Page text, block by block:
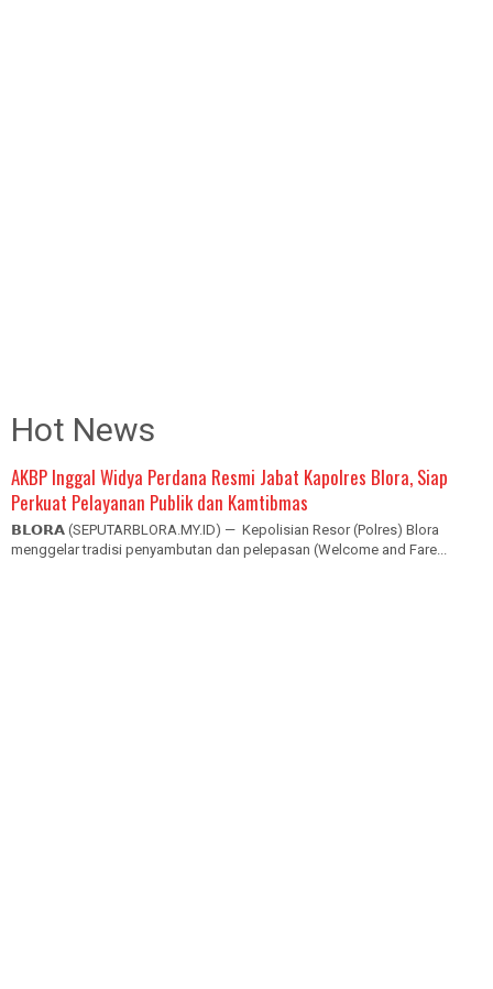
Hot News
AKBP Inggal Widya Perdana Resmi Jabat Kapolres Blora, Siap
Perkuat Pelayanan Publik dan Kamtibmas
𝗕𝗟𝗢𝗥𝗔 (SEPUTARBLORA.MY.ID) — Kepolisian Resor (Polres) Blora
menggelar tradisi penyambutan dan pelepasan (Welcome and Fare...